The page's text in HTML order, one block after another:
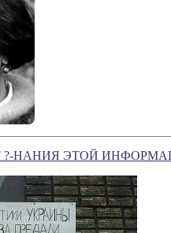
?-НАНИЯ ЭТОЙ